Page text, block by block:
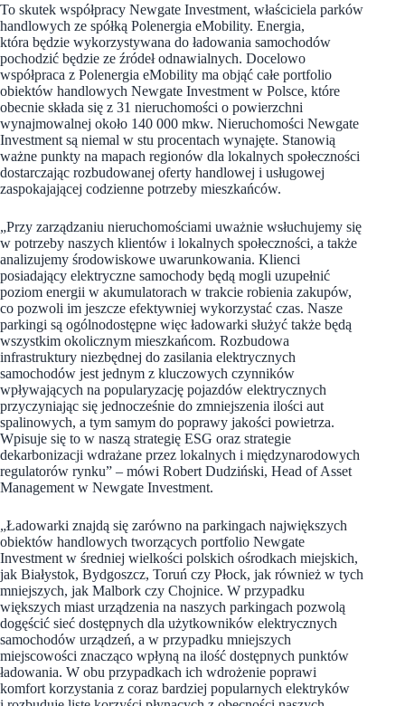
To skutek współpracy Newgate Investment, właściciela parków
handlowych ze spółką Polenergia eMobility. Energia,
która będzie wykorzystywana do ładowania samochodów
pochodzić będzie ze źródeł odnawialnych. Docelowo
współpraca z Polenergia eMobility ma objąć całe portfolio
obiektów handlowych Newgate Investment w Polsce, które
obecnie składa się z 31 nieruchomości o powierzchni
wynajmowalnej około 140 000 mkw. Nieruchomości Newgate
Investment są niemal w stu procentach wynajęte. Stanowią
ważne punkty na mapach regionów dla lokalnych społeczności
dostarczając rozbudowanej oferty handlowej i usługowej
zaspokajającej codzienne potrzeby mieszkańców.
„Przy zarządzaniu nieruchomościami uważnie wsłuchujemy się
w potrzeby naszych klientów i lokalnych społeczności, a także
analizujemy środowiskowe uwarunkowania. Klienci
posiadający elektryczne samochody będą mogli uzupełnić
poziom energii w akumulatorach w trakcie robienia zakupów,
co pozwoli im jeszcze efektywniej wykorzystać czas. Nasze
parkingi są ogólnodostępne więc ładowarki służyć także będą
wszystkim okolicznym mieszkańcom. Rozbudowa
infrastruktury niezbędnej do zasilania elektrycznych
samochodów jest jednym z kluczowych czynników
wpływających na popularyzację pojazdów elektrycznych
przyczyniając się jednocześnie do zmniejszenia ilości aut
spalinowych, a tym samym do poprawy jakości powietrza.
Wpisuje się to w naszą strategię ESG oraz strategie
dekarbonizacji wdrażane przez lokalnych i międzynarodowych
regulatorów rynku” – mówi Robert Dudziński, Head of Asset
Management w Newgate Investment.
„Ładowarki znajdą się zarówno na parkingach największych
obiektów handlowych tworzących portfolio Newgate
Investment w średniej wielkości polskich ośrodkach miejskich,
jak Białystok, Bydgoszcz, Toruń czy Płock, jak również w tych
mniejszych, jak Malbork czy Chojnice. W przypadku
większych miast urządzenia na naszych parkingach pozwolą
dogęścić sieć dostępnych dla użytkowników elektrycznych
samochodów urządzeń, a w przypadku mniejszych
miejscowości znacząco wpłyną na ilość dostępnych punktów
ładowania. W obu przypadkach ich wdrożenie poprawi
komfort korzystania z coraz bardziej popularnych elektryków